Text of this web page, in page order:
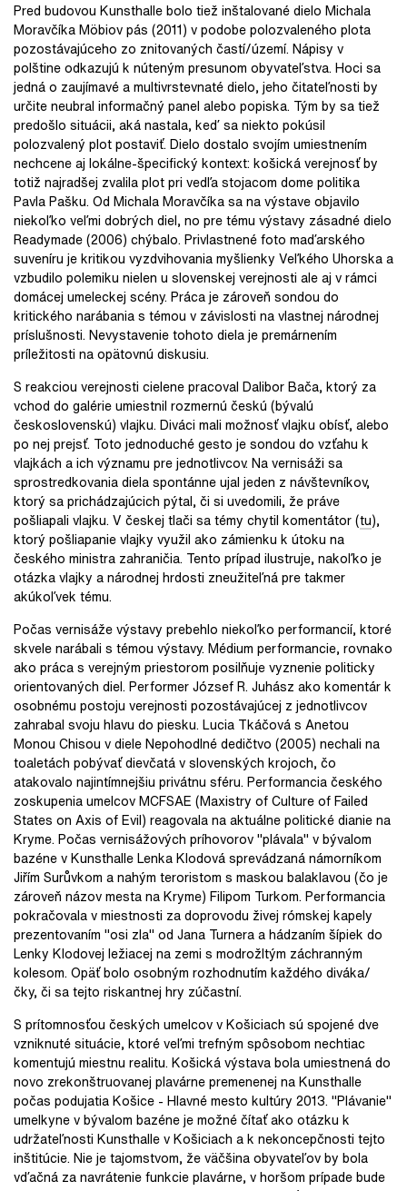
Pred budovou Kunsthalle bolo tiež inštalované dielo Michala
Moravčíka Möbiov pás (2011) v podobe polozvaleného plota
pozostávajúceho zo znitovaných častí/území. Nápisy v
polštine odkazujú k núteným presunom obyvateľstva. Hoci sa
jedná o zaujímavé a multivrstevnaté dielo, jeho čitateľnosti by
určite neubral informačný panel alebo popiska. Tým by sa tiež
predošlo situácii, aká nastala, keď sa niekto pokúsil
polozvalený plot postaviť. Dielo dostalo svojím umiestnením
nechcene aj lokálne-špecifický kontext: košická verejnosť by
totiž najradšej zvalila plot pri vedľa stojacom dome politika
Pavla Pašku. Od Michala Moravčíka sa na výstave objavilo
niekoľko veľmi dobrých diel, no pre tému výstavy zásadné dielo
Readymade (2006) chýbalo. Privlastnené foto maďarského
suveníru je kritikou vyzdvihovania myšlienky Veľkého Uhorska a
vzbudilo polemiku nielen u slovenskej verejnosti ale aj v rámci
domácej umeleckej scény. Práca je zároveň sondou do
kritického narábania s témou v závislosti na vlastnej národnej
príslušnosti. Nevystavenie tohoto diela je premárnením
príležitosti na opätovnú diskusiu.
S reakciou verejnosti cielene pracoval Dalibor Bača, ktorý za
vchod do galérie umiestnil rozmernú českú (bývalú
československú) vlajku. Diváci mali možnosť vlajku obísť, alebo
po nej prejsť. Toto jednoduché gesto je sondou do vzťahu k
vlajkách a ich významu pre jednotlivcov. Na vernisáži sa
sprostredkovania diela spontánne ujal jeden z návštevníkov,
ktorý sa prichádzajúcich pýtal, či si uvedomili, že práve
pošliapali vlajku. V českej tlači sa témy chytil komentátor (tu),
ktorý pošliapanie vlajky využil ako zámienku k útoku na
českého ministra zahraničia. Tento prípad ilustruje, nakoľko je
otázka vlajky a národnej hrdosti zneužiteľná pre takmer
akúkoľvek tému.
Počas vernisáže výstavy prebehlo niekoľko performancií, ktoré
skvele narábali s témou výstavy. Médium performancie, rovnako
ako práca s verejným priestorom posilňuje vyznenie politicky
orientovaných diel. Performer József R. Juhász ako komentár k
osobnému postoju verejnosti pozostávajúcej z jednotlivcov
zahrabal svoju hlavu do piesku. Lucia Tkáčová s Anetou
Monou Chisou v diele Nepohodlné dedičtvo (2005) nechali na
toaletách pobývať dievčatá v slovenských krojoch, čo
atakovalo najintímnejšiu privátnu sféru. Performancia českého
zoskupenia umelcov MCFSAE (Maxistry of Culture of Failed
States on Axis of Evil) reagovala na aktuálne politické dianie na
Kryme. Počas vernisážových príhovorov "plávala" v bývalom
bazéne v Kunsthalle Lenka Klodová sprevádzaná námorníkom
Jiřím Surůvkom a nahým teroristom s maskou balaklavou (čo je
zároveň názov mesta na Kryme) Filipom Turkom. Performancia
pokračovala v miestnosti za doprovodu živej rómskej kapely
prezentovaním "osi zla" od Jana Turnera a hádzaním šípiek do
Lenky Klodovej ležiacej na zemi s modrožltým záchranným
kolesom. Opäť bolo osobným rozhodnutím každého diváka/
čky, či sa tejto riskantnej hry zúčastní.
S prítomnosťou českých umelcov v Košiciach sú spojené dve
vzniknuté situácie, ktoré veľmi trefným spôsobom nechtiac
komentujú miestnu realitu. Košická výstava bola umiestnená do
novo zrekonštruovanej plavárne premenenej na Kunsthalle
počas podujatia Košice - Hlavné mesto kultúry 2013. "Plávanie"
umelkyne v bývalom bazéne je možné čítať ako otázku k
udržateľnosti Kunsthalle v Košiciach a k nekoncepčnosti tejto
inštitúcie. Nie je tajomstvom, že väčšina obyvateľov by bola
vďačná za navrátenie funkcie plavárne, v horšom prípade bude